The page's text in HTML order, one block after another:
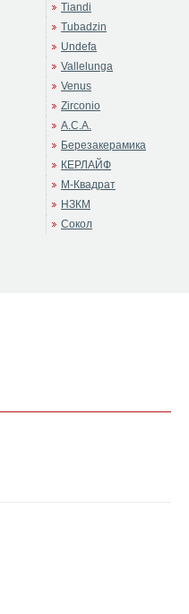
Tiandi
Tubadzin
Undefa
Vallelunga
Venus
Zirconio
А.С.А.
Березакерамика
КЕРЛАЙФ
М-Квадрат
НЗКМ
Сокол